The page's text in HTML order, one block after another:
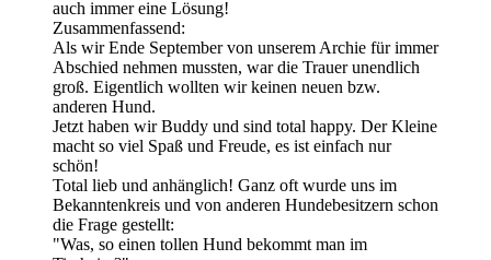
auch immer eine Lösung!
Zusammenfassend:
Als wir Ende September von unserem Archie für immer
Abschied nehmen mussten, war die Trauer unendlich
groß. Eigentlich wollten wir keinen neuen bzw.
anderen Hund.
Jetzt haben wir Buddy und sind total happy. Der Kleine
macht so viel Spaß und Freude, es ist einfach nur
schön!
Total lieb und anhänglich! Ganz oft wurde uns im
Bekanntenkreis und von anderen Hundebesitzern schon
die Frage gestellt:
"Was, so einen tollen Hund bekommt man im